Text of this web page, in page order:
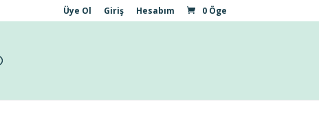
Üye Ol Giriş Hesabım 0 Öge